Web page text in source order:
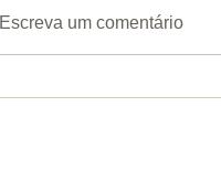
Escreva um comentário